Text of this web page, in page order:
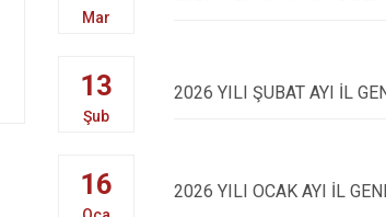
Mar
13
Şub
2026 YILI ŞUBAT AYI İL
16 2026 YILI OCAK AYI İL